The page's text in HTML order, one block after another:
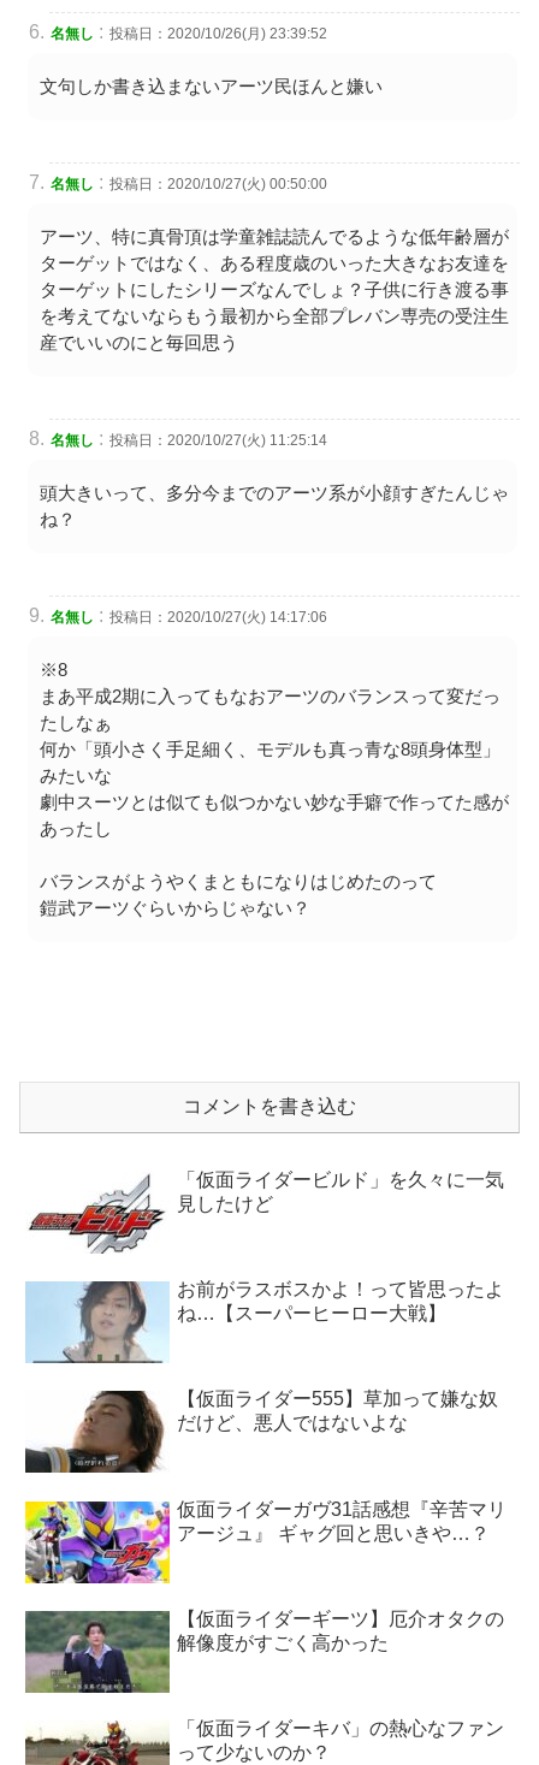
名無し : 投稿日：2020/10/26(月) 23:39:52
文句しか書き込まないアーツ民ほんと嫌い
名無し : 投稿日：2020/10/27(火) 00:50:00
アーツ、特に真骨頂は学童雑誌読んでるような低年齢層が
ターゲットではなく、ある程度歳のいった大きなお友達を
ターゲットにしたシリーズなんでしょ？子供に行き渡る事
を考えてないならもう最初から全部プレバン専売の受注生
産でいいのにと毎回思う
名無し : 投稿日：2020/10/27(火) 11:25:14
頭大きいって、多分今までのアーツ系が小顔すぎたんじゃ
ね？
名無し : 投稿日：2020/10/27(火) 14:17:06
※8
まあ平成2期に入ってもなおアーツのバランスって変だっ
たしなぁ
何か「頭小さく手足細く、モデルも真っ青な8頭身体型」
みたいな
劇中スーツとは似ても似つかない妙な手癖で作ってた感が
あったし
バランスがようやくまともになりはじめたのって
鎧武アーツぐらいからじゃない？
コメントを書き込む
「仮面ライダービルド」を久々に一気
見したけど
お前がラスボスかよ！って皆思ったよ
ね…【スーパーヒーロー大戦】
【仮面ライダー555】草加って嫌な奴
だけど、悪人ではないよな
仮面ライダーガヴ31話感想『辛苦マリ
アージュ』 ギャグ回と思いきや…？
【仮面ライダーギーツ】厄介オタクの
解像度がすごく高かった
「仮面ライダーキバ」の熱心なファン
って少ないのか？